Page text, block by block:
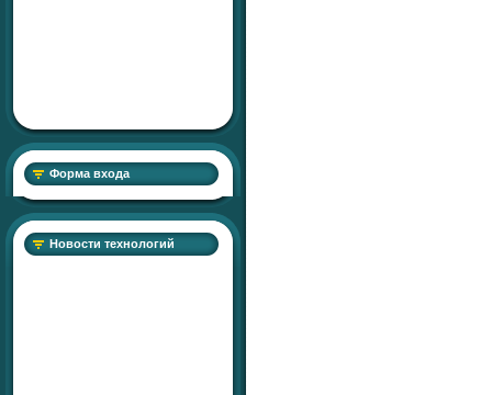
Форма входа
Новости технологий